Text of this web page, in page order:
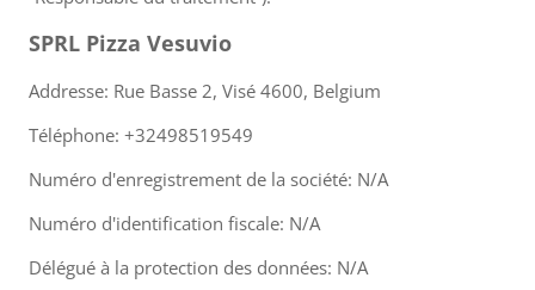
SPRL Pizza Vesuvio
Addresse: Rue Basse 2, Visé 4600, Belgium
Téléphone: +32498519549
Numéro d'enregistrement de la société: N/A
Numéro d'identification fiscale: N/A
Délégué à la protection des données: N/A